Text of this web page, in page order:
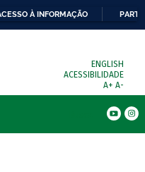
À INFORMAÇÃO
ENGLISH
ACESSIBILIDADE
A+ A-